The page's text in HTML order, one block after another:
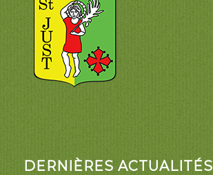
DERNIÈRES ACTUALITÉS